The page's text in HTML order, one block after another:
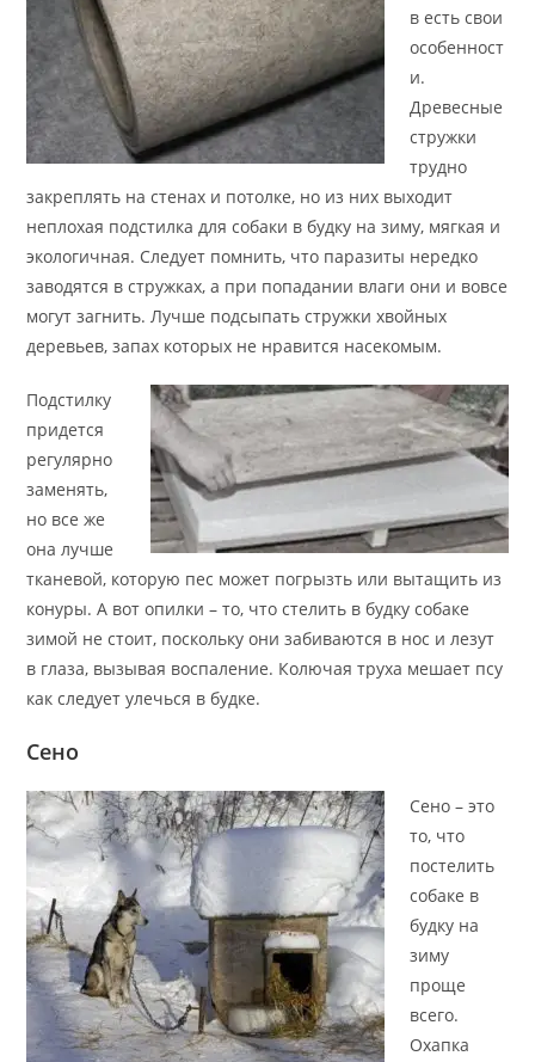
в есть свои
особенност
и.
Древесные
стружки
трудно
закреплять на стенах и потолке, но из них выходит
неплохая подстилка для собаки в будку на зиму, мягкая и
экологичная. Следует помнить, что паразиты нередко
заводятся в стружках, а при попадании влаги они и вовсе
могут загнить. Лучше подсыпать стружки хвойных
деревьев, запах которых не нравится насекомым.
Подстилку
придется
регулярно
заменять,
но все же
она лучше
тканевой, которую пес может погрызть или вытащить из
конуры. А вот опилки – то, что стелить в будку собаке
зимой не стоит, поскольку они забиваются в нос и лезут
в глаза, вызывая воспаление. Колючая труха мешает псу
как следует улечься в будке.
Сено
Сено – это
то, что
постелить
собаке в
будку на
зиму
проще
всего.
Охапка